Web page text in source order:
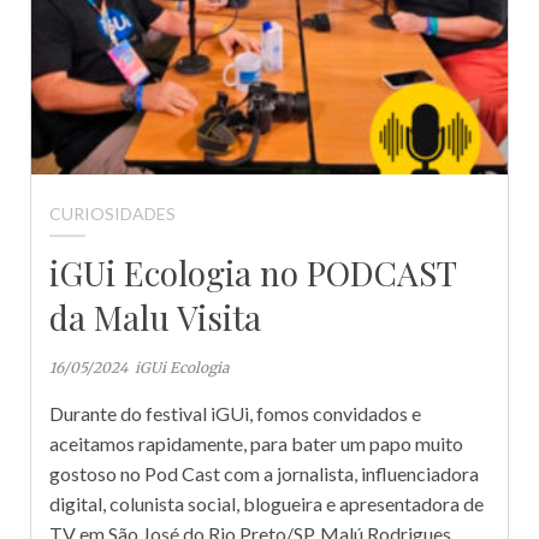
CURIOSIDADES
iGUi Ecologia no PODCAST
da Malu Visita
16/05/2024 iGUi Ecologia
Durante do festival iGUi, fomos convidados e
aceitamos rapidamente, para bater um papo muito
gostoso no Pod Cast com a jornalista, influenciadora
digital, colunista social, blogueira e apresentadora de
TV em São José do Rio Preto/SP, Malú Rodrigues